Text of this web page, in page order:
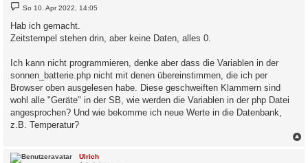
B
e
i
t
r
So 10. Apr 2022, 14:05
Hab ich gemacht.
Zeitstempel stehen drin, aber keine Daten, alles 0.
Ich kann nicht programmieren, denke aber dass die Variablen in der
sonnen_batterie.php nicht mit denen übereinstimmen, die ich per
Browser oben ausgelesen habe. Diese geschweiften Klammern sind
wohl alle "Geräte" in der SB, wie werden die Variablen in der php Datei
angesprochen? Und wie bekomme ich neue Werte in die Datenbank,
z.B. Temperatur?
Ulrich